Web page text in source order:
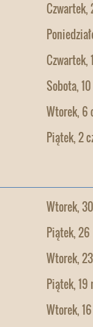
Czwartek,
Czwartek,
Sobota,
Wtorek, 6
Piątek, 2
Wtorek,
Piątek, 26
Wtorek,
Piątek, 19
Wtorek,